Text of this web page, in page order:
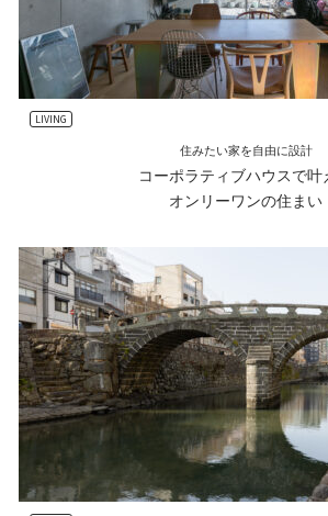
LIVING
住みたい家を自由に設計
コーポラティブハウスで叶
オンリーワンの住まい